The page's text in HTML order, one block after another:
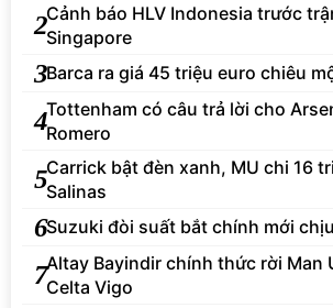
2Cảnh báo HLV Indonesia trước
Singapore
3Barca ra giá 45 triệu euro chiêu
4Tottenham có câu trả lời cho
Romero
5Carrick bật đèn xanh, MU chi 16
Salinas
6Suzuki đòi suất bắt chính mới
7Altay Bayindir chính thức rời Man
Celta Vigo